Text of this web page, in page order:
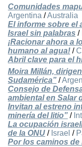
Comunidades
Argentina /Australia
El informe sobre el
Israel sin palabras /
¡Racionar ahora a
humano al agua! /
Abril clave para el
Moira Millán,
Sudamérica” /
Consejo de
ambiental en Salar
Invitan al estreno
minería del litio” /
La ocupación
de la ONU / Israel /
Por los caminos de